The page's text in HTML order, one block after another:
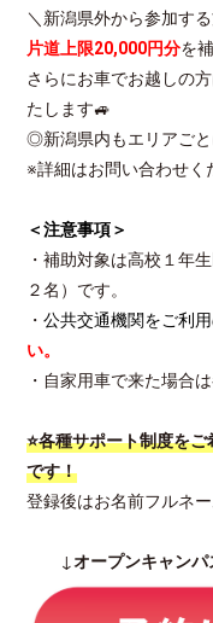
＼新潟県外から参加す
片道上限20,000円分を
さらにお車でお越しの
たします🚙
◎新潟県内もエリアごと
※詳細はお問い合わせく
＜注意事項＞
・補助対象は高校１年
２名）です。
・公共交通機関をご利
い。
・自家用車で来た場合
⭐各種サポート制度を
です！
登録後はお名前フルネ
↓オープンキャン